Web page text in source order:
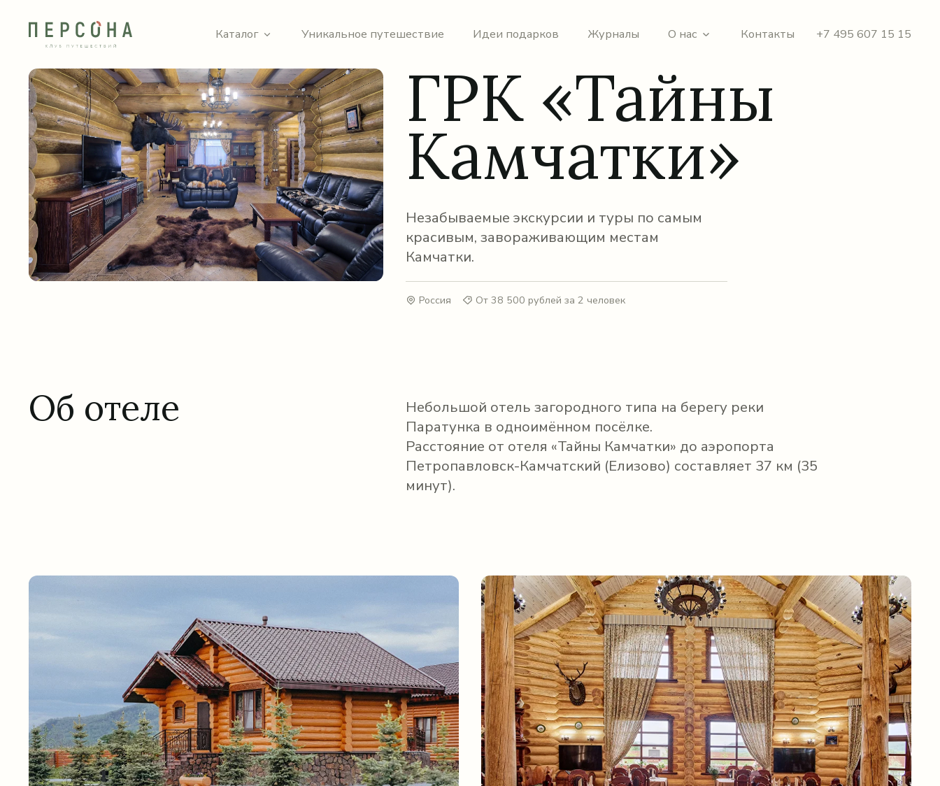
Каталог Уникальное путешествие Идеи подарков Журналы О нас Контакты +7 495 607 15 15
ГРК «Тайны
Камчатки»
Незабываемые экскурсии и туры по самым
красивым, завораживающим местам
Камчатки.
Россия От 38 500 рублей за 2 человек
Об отеле
Небольшой отель загородного типа на берегу реки
Паратунка в одноимённом посёлке.
Расстояние от отеля «Тайны Камчатки» до аэропорта
Петропавловск-Камчатский (Елизово) составляет 37 км (35
минут).